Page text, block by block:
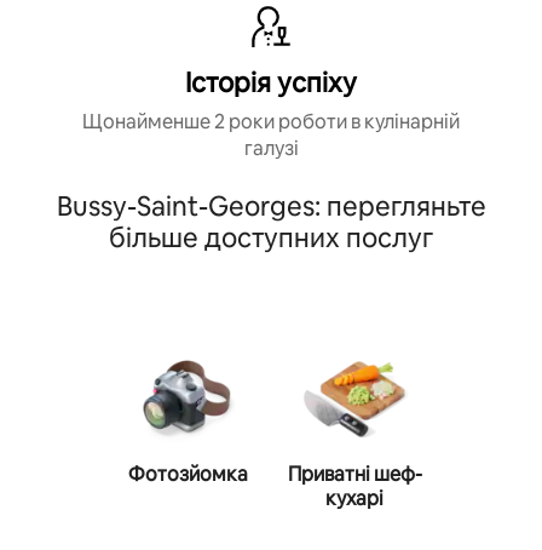
Історія успіху
Щонайменше 2 роки роботи в кулінарній
галузі
Bussy-Saint-Georges: перегляньте
більше доступних послуг
Фотозйомка
Приватні шеф-
кухарі